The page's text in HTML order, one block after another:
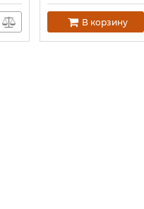
В корзину